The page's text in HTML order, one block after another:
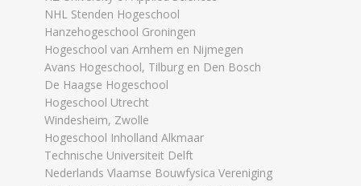
NHL Stenden Hogeschool
Hanzehogeschool Groningen
Hogeschool van Arnhem en Nijmegen
Avans Hogeschool, Tilburg en Den Bosch
De Haagse Hogeschool
Hogeschool Utrecht
Windesheim, Zwolle
Hogeschool Inholland Alkmaar
Technische Universiteit Delft
Nederlands Vlaamse Bouwfysica Vereniging